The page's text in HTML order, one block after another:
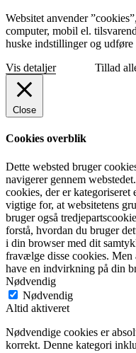
Websitet anvender
computer, mobil el.
huske indstillinger og udføre
Vis detaljer
Tillad
Close
Cookies overblik
Dette websted bruger
navigerer gennem
cookies, der er kategoriseret
vigtige for, at websitetens
bruger også
forstå, hvordan du bruger
i din browser med dit
fravælge disse cookies.
have en indvirkning på din
Nødvendig
Nødvendig
Altid aktiveret
Nødvendige cookies er
korrekt. Denne kategori